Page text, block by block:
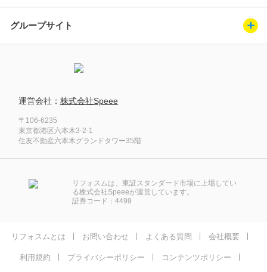
グループサイト
運営会社： 株式会社Speee
〒106-6235
東京都港区六本木3-2-1
住友不動産六本木グランドタワー35階
リフォスムは、東証スタンダード市場に上場してい
る株式会社Speeeが運営しています。
証券コード：4499
リフォスムとは お問い合わせ よくある質問 会社概要
利用規約 プライバシーポリシー コンテンツポリシー